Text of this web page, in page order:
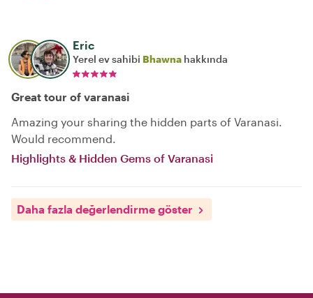
Eric
Yerel ev sahibi Bhawna hakkında
Great tour of varanasi
Amazing your sharing the hidden parts of Varanasi.
Would recommend.
Highlights & Hidden Gems of Varanasi
Daha fazla değerlendirme göster